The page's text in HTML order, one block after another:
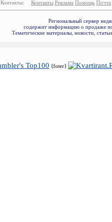
Контакты: Контакты Реклама Помощь Почта
Региональный сервер
содержит информацию о продаже
Тематические материалы, новости,
{foter}